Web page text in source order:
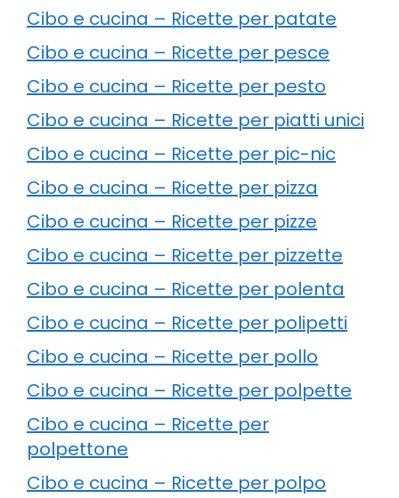
Cibo e cucina – Ricette per patate
Cibo e cucina – Ricette per pesce
Cibo e cucina – Ricette per pesto
Cibo e cucina – Ricette per piatti unici
Cibo e cucina – Ricette per pic-nic
Cibo e cucina – Ricette per pizza
Cibo e cucina – Ricette per pizze
Cibo e cucina – Ricette per pizzette
Cibo e cucina – Ricette per polenta
Cibo e cucina – Ricette per polipetti
Cibo e cucina – Ricette per pollo
Cibo e cucina – Ricette per polpette
Cibo e cucina – Ricette per
polpettone
Cibo e cucina – Ricette per polpo